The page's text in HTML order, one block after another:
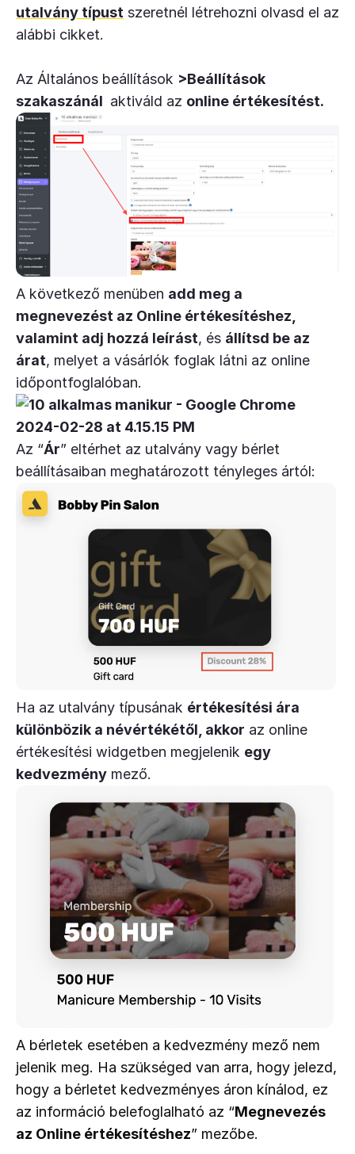
utalvány típust szeretnél létrehozni olvasd el az
alábbi cikket.
Az Általános beállítások >Beállítások
szakaszánál aktiváld az online értékesítést.
A következő menüben add meg a
megnevezést az Online értékesítéshez,
valamint adj hozzá leírást, és állítsd be az
árat, melyet a vásárlók foglak látni az online
időpontfoglalóban.
Az “Ár” eltérhet az utalvány vagy bérlet
beállításaiban meghatározott tényleges ártól:
Ha az utalvány típusának értékesítési ára
különbözik a névértékétől, akkor az online
értékesítési widgetben megjelenik egy
kedvezmény mező.
A bérletek esetében a kedvezmény mező nem
jelenik meg. Ha szükséged van arra, hogy jelezd,
hogy a bérletet kedvezményes áron kínálod, ez
az információ belefoglalható az “Megnevezés
az Online értékesítéshez” mezőbe.